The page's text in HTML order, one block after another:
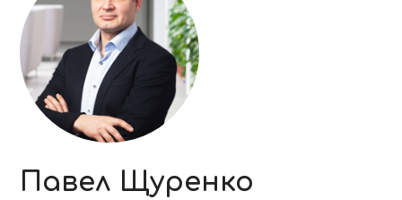
Павел Щуренко